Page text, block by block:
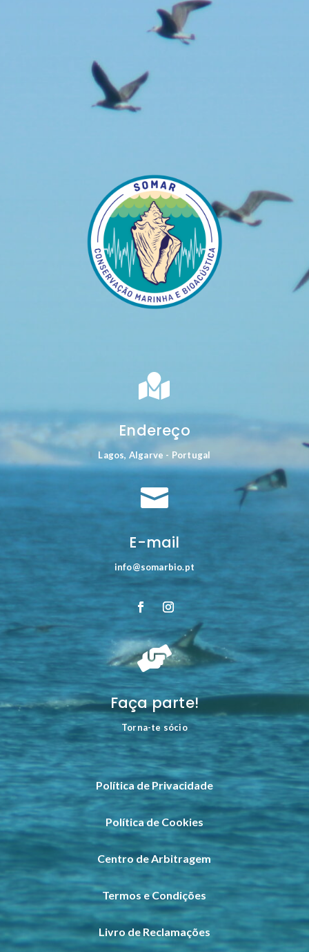

Endereço
Lagos, Algarve - Portugal

E-mail
info@somarbio.pt

Faça parte!
Torna-te sócio
Política de Privacidade
Política de Cookies
Centro de Arbitragem
Termos e Condições
Livro de Reclamações